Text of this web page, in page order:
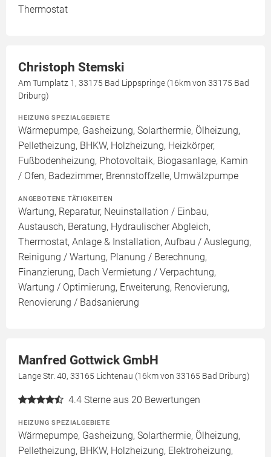
Thermostat
Christoph Stemski
Am Turnplatz 1, 33175 Bad Lippspringe (16km von 33175 Bad
Driburg)
HEIZUNG SPEZIALGEBIETE
Wärmepumpe, Gasheizung, Solarthermie, Ölheizung,
Pelletheizung, BHKW, Holzheizung, Heizkörper,
Fußbodenheizung, Photovoltaik, Biogasanlage, Kamin
/ Ofen, Badezimmer, Brennstoffzelle, Umwälzpumpe
ANGEBOTENE TÄTIGKEITEN
Wartung, Reparatur, Neuinstallation / Einbau,
Austausch, Beratung, Hydraulischer Abgleich,
Thermostat, Anlage & Installation, Aufbau / Auslegung,
Reinigung / Wartung, Planung / Berechnung,
Finanzierung, Dach Vermietung / Verpachtung,
Wartung / Optimierung, Erweiterung, Renovierung,
Renovierung / Badsanierung
Manfred Gottwick GmbH
Lange Str. 40, 33165 Lichtenau (16km von 33165 Bad Driburg)
4.4 Sterne aus 20 Bewertungen
HEIZUNG SPEZIALGEBIETE
Wärmepumpe, Gasheizung, Solarthermie, Ölheizung,
Pelletheizung, BHKW, Holzheizung, Elektroheizung,